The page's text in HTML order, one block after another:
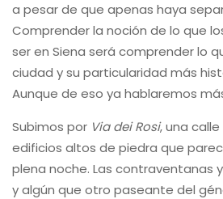
a pesar de que apenas haya
Comprender la noción de lo que
ser en Siena será comprender lo
ciudad y su particularidad más
Aunque de eso ya hablaremos
Subimos por Via dei Rosi, una
edificios altos de piedra que
plena noche. Las contraventanas
y algún que otro paseante del